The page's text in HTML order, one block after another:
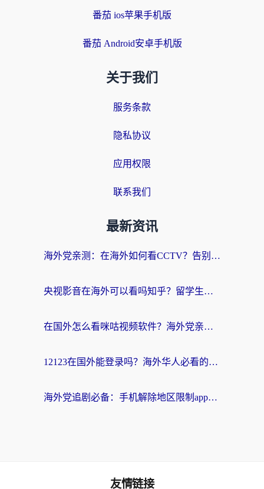
番茄 ios苹果手机版
番茄 Android安卓手机版
关于我们
服务条款
隐私协议
应用权限
联系我们
最新资讯
海外党亲测：在海外如何看CCTV？告别“仅限大陆播放”的实用指南
央视影音在海外可以看吗知乎？留学生亲测：3步解决地域限制+追剧自由
在国外怎么看咪咕视频软件？海外党亲测有效的回国加速方案
12123在国外能登录吗？海外华人必看的回国加速实用指南
海外党追剧必备：手机解除地区限制app怎么选？解决央视视频&国内剧地区限制全指南
友情链接